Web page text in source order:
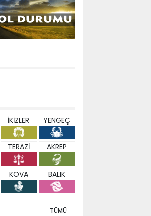
İKİZLER YENGEÇ
TERAZİ AKREP
KOVA BALIK
TÜMÜ